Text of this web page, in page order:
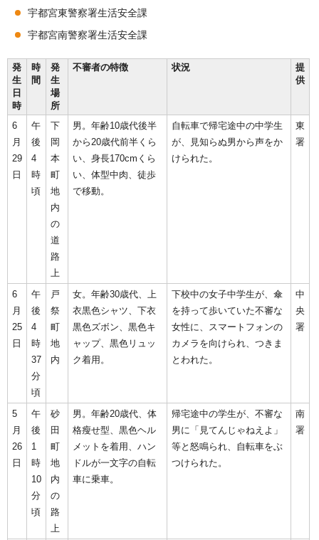
宇都宮東警察署生活安全課
宇都宮南警察署生活安全課
発
生
日
時
時
間
発
生
場
所
不審者の特徴 状況
提
供
6
月
29
日
午
後
4
時
頃
下
岡
本
町
地
内
の
道
路
上
男。年齢10歳代後半
から20歳代前半くら
い、身長170cmくら
い、体型中肉、徒歩
で移動。
自転車で帰宅途中の中学生
が、見知らぬ男から声をか
けられた。
東
署
6
月
25
日
午
後
4
時
37
分
頃
戸
祭
町
地
内
女。年齢30歳代、上
衣黒色シャツ、下衣
黒色ズボン、黒色キ
ャップ、黒色リュッ
ク着用。
下校中の女子中学生が、傘
を持って歩いていた不審な
女性に、スマートフォンの
カメラを向けられ、つきま
とわれた。
中
央
署
5
月
26
日
午
後
1
時
10
分
頃
砂
田
町
地
内
の
路
上
男。年齢20歳代、体
格瘦せ型、黒色ヘル
メットを着用、ハン
ドルが一文字の自転
車に乗車。
帰宅途中の学生が、不審な
男に「見てんじゃねえよ」
等と怒鳴られ、自転車をぶ
つけられた。
南
署